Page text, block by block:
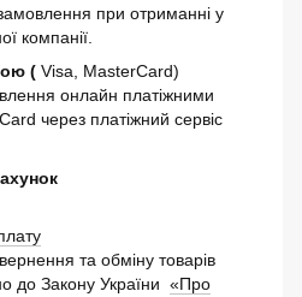
при отриманні у
компанії.
( Visa, MasterCard)
онлайн платіжними
через платіжний сервіс
та обміну товарів
до Закону України «Про